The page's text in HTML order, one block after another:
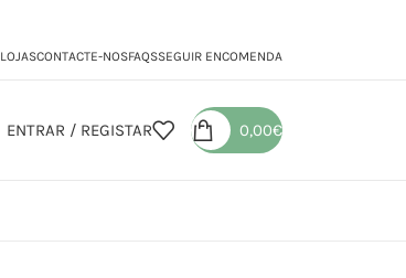
LOJASCONTACTE-NOSFAQSSEGUIR ENCOMENDA
ENTRAR / REGISTAR 0,00€